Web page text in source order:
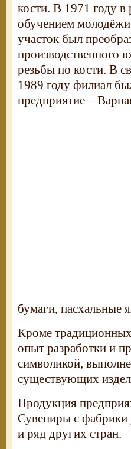
кости. В 1971 году
обучением
участок был
производственного
резьбы по кости. В
1989 году филиал
предприятие –
бумаги, пасхальные
Кроме
опыт разработки и
символикой,
существующих
Продукция
Сувениры с
и ряд других стран.